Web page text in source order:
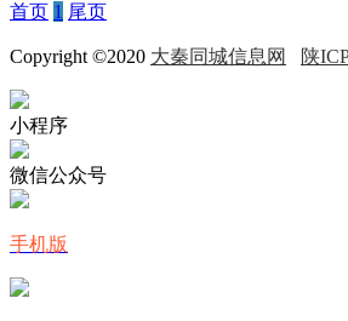
首页 1 尾页
Copyright ©2020 大秦同城信息网 陕
小程序
微信公众号
手机版